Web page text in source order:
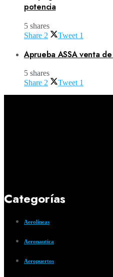
potencia
5 shares
Share 2 Tweet 1
Aprueba ASSA venta
5 shares
Share 2 Tweet 1
Categorías
Aerolíneas
Aeronautica
Aeropuertos